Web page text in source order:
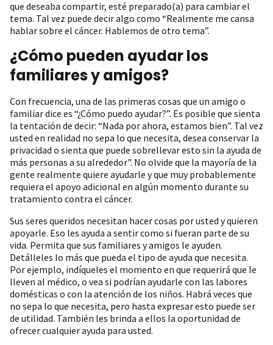
que deseaba compartir, esté preparado(a) para cambiar el
tema. Tal vez puede decir algo como “Realmente me cansa
hablar sobre el cáncer. Hablemos de otro tema”.
¿Cómo pueden ayudar los
familiares y amigos?
Con frecuencia, una de las primeras cosas que un amigo o
familiar dice es “¿Cómo puedo ayudar?”. Es posible que sienta
la tentación de decir: “Nada por ahora, estamos bien”. Tal vez
usted en realidad no sepa lo que necesita, desea conservar la
privacidad o sienta que puede sobrellevar esto sin la ayuda de
más personas a su alrededor". No olvide que la mayoría de la
gente realmente quiere ayudarle y que muy probablemente
requiera el apoyo adicional en algún momento durante su
tratamiento contra el cáncer.
Sus seres queridos necesitan hacer cosas por usted y quieren
apoyarle. Eso les ayuda a sentir como si fueran parte de su
vida. Permita que sus familiares y amigos le ayuden.
Detálleles lo más que pueda el tipo de ayuda que necesita.
Por ejemplo, indíqueles el momento en que requerirá que le
lleven al médico, o vea si podrían ayudarle con las labores
domésticas o con la atención de los niños. Habrá veces que
no sepa lo que necesita, pero hasta expresar esto puede ser
de utilidad. También les brinda a ellos la oportunidad de
ofrecer cualquier ayuda para usted.